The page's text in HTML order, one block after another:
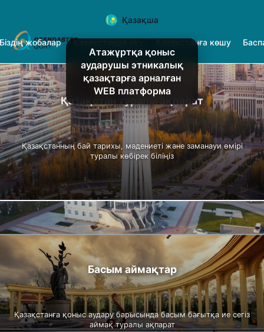
Қазақша
жобалар Қазақстанда оқу Қазақстанға көшу
Атажұртқа қоныс
аударушы этникалық
қазақтарға арналған
WEB платформа
Қазақстан туралы ақпарат
Қазақстанның бай тарихы, мәдениеті және заманауи өмірі
туралы көбірек біліңіз
Басым аймақтар
Қазақстанға қоныс аудару барысында басым бағытқа ие сегіз
аймақ туралы ақпарат